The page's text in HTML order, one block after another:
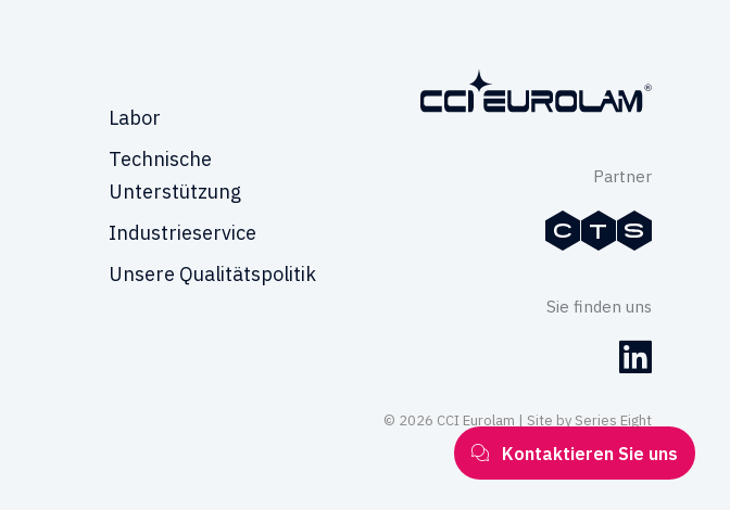
Kontaktieren Sie uns
Labor
Technische
Unterstützung
Industrieservice
Unsere Qualitätspolitik
Partner
Sie finden uns
© 2026 CCI Eurolam | Site by Series Eight